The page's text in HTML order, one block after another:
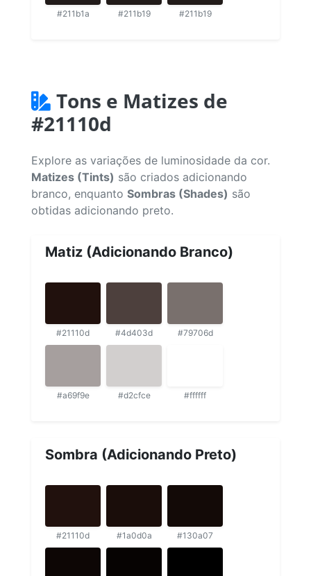
#211b1a #211b19 #211b19
Tons e Matizes de
#21110d
Explore as variações de luminosidade da cor.
Matizes (Tints) são criados adicionando
branco, enquanto Sombras (Shades) são
obtidas adicionando preto.
Matiz (Adicionando Branco)
#21110d #4d403d #79706d
#a69f9e #d2cfce #ffffff
Sombra (Adicionando Preto)
#21110d #1a0d0a #130a07